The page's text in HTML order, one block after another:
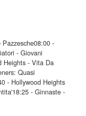
-
- Giovani
Heights - Vita Da
Quasi
- Hollywood Heights
- Ginnaste -